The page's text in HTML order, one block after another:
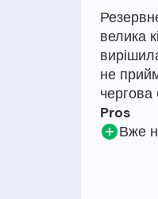
велика
не
Pros
Вже